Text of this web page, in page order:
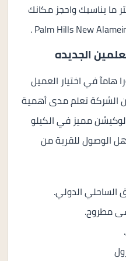
ما يناسبك واحجز مكانك
الجديده
هامآ في اختيار العميل
الشركة تعلم مدى أهمية
مميز في الكيلو
الوصول للقرية من
الساحلي الدولي.
مطروح.